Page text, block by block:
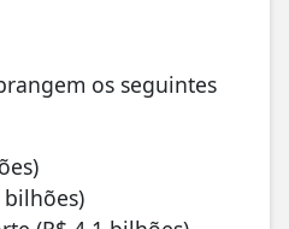
os seguintes
bilhões)